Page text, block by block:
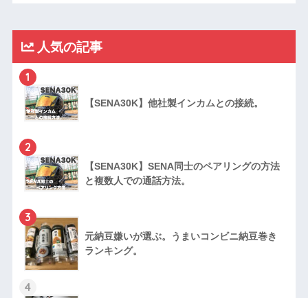
人気の記事
1
【SENA30K】他社製インカムとの接続。
2
【SENA30K】SENA同士のペアリングの方法
と複数人での通話方法。
3
元納豆嫌いが選ぶ。うまいコンビニ納豆巻き
ランキング。
4